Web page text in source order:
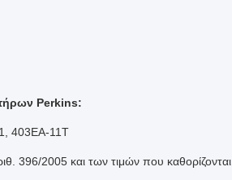
Perkins:
403EA-11T
396/2005 και των τιμών που καθορίζονται